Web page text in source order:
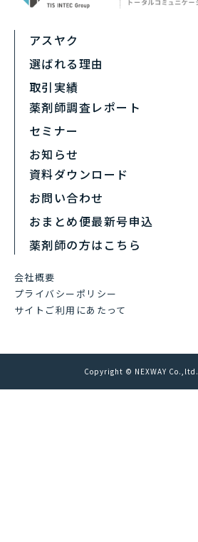
アスヤク
選ばれる理由
取引実績
薬剤師調査レポート
セミナー
お知らせ
資料ダウンロード
お問い合わせ
おまとめ便最新号申込
薬剤師の方はこちら
会社概要
プライバシーポリシー
サイトご利用にあたって
Copyright © NEXWAY Co.,ltd.